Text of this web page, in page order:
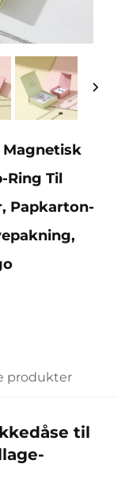
Magnetisk
Ring Til
Papkarton-
produkter
til